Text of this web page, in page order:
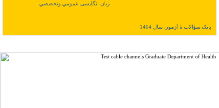
زبان انگلیسی عمومي وتخصصي
بانک سؤالات تا آزمون سال 1404